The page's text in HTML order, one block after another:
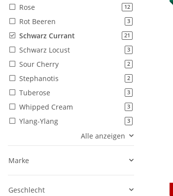
Rose 12Artikel gefunden
Rot Beeren 3Artikel gefunden
Schwarz Currant 21Artikel gefunden
Schwarz Locust 3Artikel gefunden
Sour Cherry 2Artikel gefunden
Stephanotis 2Artikel gefunden
Tuberose 3Artikel gefunden
Whipped Cream 3Artikel gefunden
Ylang-Ylang 3Artikel gefunden
Alle anzeigen
Marke
Geschlecht